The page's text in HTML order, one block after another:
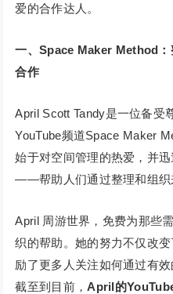
爱的合作达人。
一、Space Maker Method
合作
April Scott Tandy是一位备受
YouTube频道Space Maker
始于对空间管理的热爱，并
——帮助人们通过整理和组织
April 周游世界，免费为那些
织的帮助。她的努力不仅改
励了更多人关注如何通过有
截至到目前，April的